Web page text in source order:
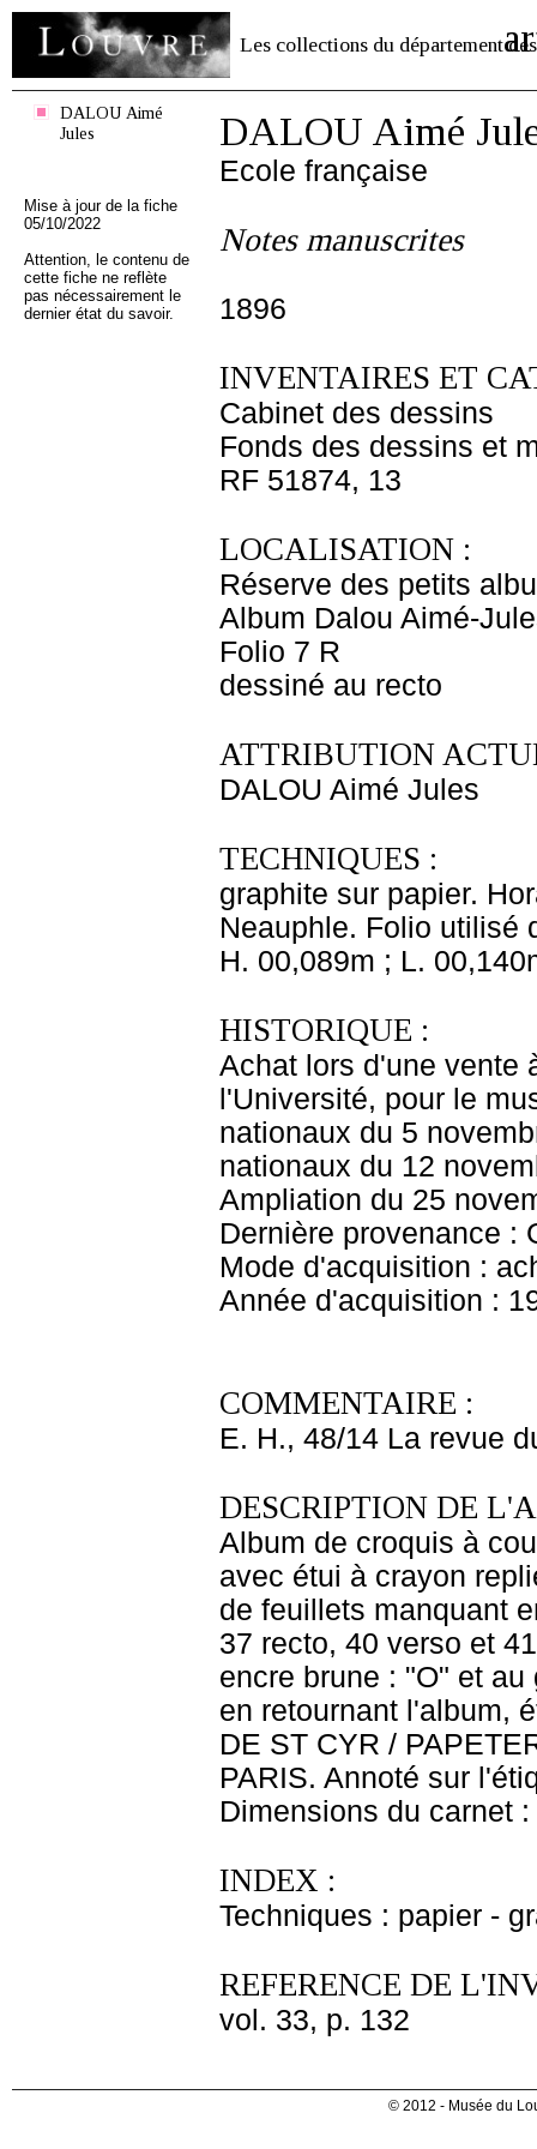
Les collections du département des
DALOU Aimé
Jules
Mise à jour de la fiche
05/10/2022
Attention, le contenu de
cette fiche ne reflète
pas nécessairement le
dernier état du savoir.
DALOU Aimé
Ecole française
Notes manuscrites
1896
INVENTAIRES ET
Cabinet des dessins
Fonds des dessins et
RF 51874, 13
LOCALISATION :
Réserve des petits
Album Dalou Aimé-
Folio 7 R
dessiné au recto
ATTRIBUTION
DALOU Aimé Jules
TECHNIQUES :
graphite sur papier.
Neauphle. Folio utilisé
H. 00,089m ; L.
HISTORIQUE :
Achat lors d'une vente
l'Université, pour le
nationaux du 5
nationaux du 12
Ampliation du 25
Dernière provenance :
Mode d'acquisition :
Année d'acquisition :
COMMENTAIRE :
E. H., 48/14 La revue
DESCRIPTION DE
Album de croquis à
avec étui à crayon
de feuillets manquant
37 recto, 40 verso et
encre brune : "O" et
en retournant l'album,
DE ST CYR /
PARIS. Annoté sur
Dimensions du carnet
INDEX :
Techniques : papier -
REFERENCE DE
vol. 33, p. 132
© 2012 - Musée du